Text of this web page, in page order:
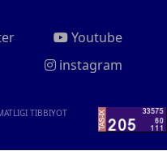
Youtube
instagram
TIBBIYOT